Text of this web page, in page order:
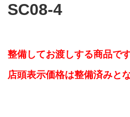
SC08-4
整備してお渡しする商品です
店頭表示価格は整備済みと